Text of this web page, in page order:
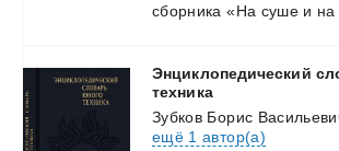
сборника «На суше и на
Энциклопедический
техника
Зубков Борис
ещё 1 автор(а)